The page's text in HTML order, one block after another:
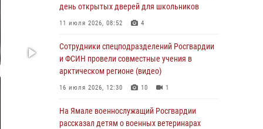
Сотрудники СОБР «Варк» повышают боевое
Офицеры спецназа Росгвардии провели
практическое занятие для сотрудников
прокуратуры на Ямале
В Уральском округе Росгвардии состоялось
день открытых дверей для школьников
11 июля 2026, 08:52 4
Сотрудники спецподразделений Росгвардии
и ФСИН провели совместные учения в
арктическом регионе (видео)
16 июля 2026, 12:30 10 1
На Ямале военнослужащий Росгвардии
рассказал детям о военных ветеринарах